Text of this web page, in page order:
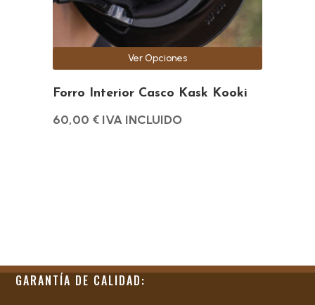
Forro Interior Casco Kask Kooki
60,00 € IVA INCLUIDO
Ver Opciones
elegir
la
página
GARANTÍA DE CALIDAD: